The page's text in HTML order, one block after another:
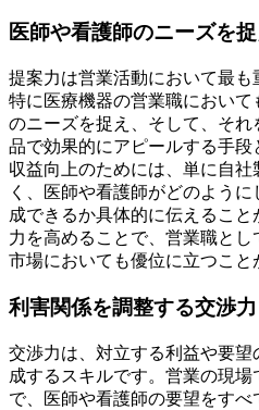
医師や看護師のニーズを
提案力は営業活動において最も
特に医療機器の営業職におい
のニーズを捉え、そして、そ
品で効果的にアピールする手段
収益向上のためには、単に自
く、医師や看護師がどのよう
成できるか具体的に伝えるこ
力を高めることで、営業職と
市場においても優位に立つこと
利害関係を調整する交渉力
交渉力は、対立する利益や要
成するスキルです。営業の現
で、医師や看護師の要望をす